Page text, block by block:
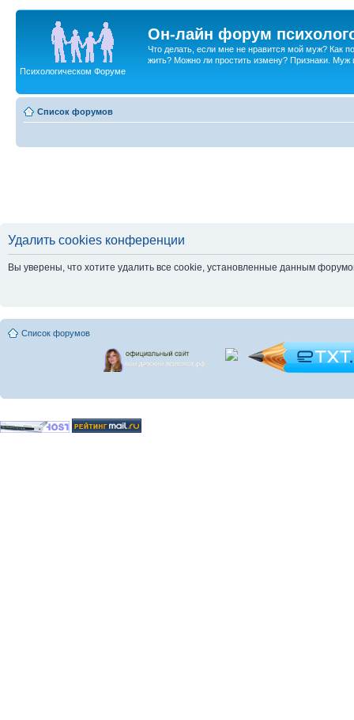
Он-лайн форум
Что делать, если мне не нравится мой муж? Как
жить? Можно ли простить измену? Признаки. Муж
Психологическом Форуме
Список форумов
Удалить cookies конференции
Вы уверены, что хотите удалить все cookie, установленные данным
Список форумов